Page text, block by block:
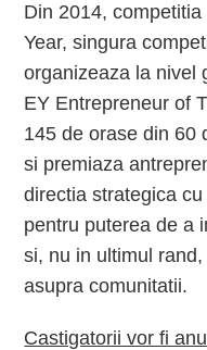
Din 2014,
Year, singura
organizeaza la nivel
EY Entrepreneur of
145 de orase din 60
si premiaza
directia strategica
pentru puterea de a
si, nu in ultimul
asupra comunitatii.
Castigatorii vor fi